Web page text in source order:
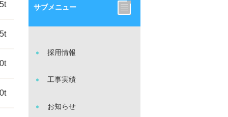
サブメニュー
採用情報
工事実績
お知らせ